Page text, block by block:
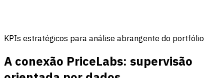
KPIs estratégicos para análise abrangente do portfólio
A conexão PriceLabs: supervisão